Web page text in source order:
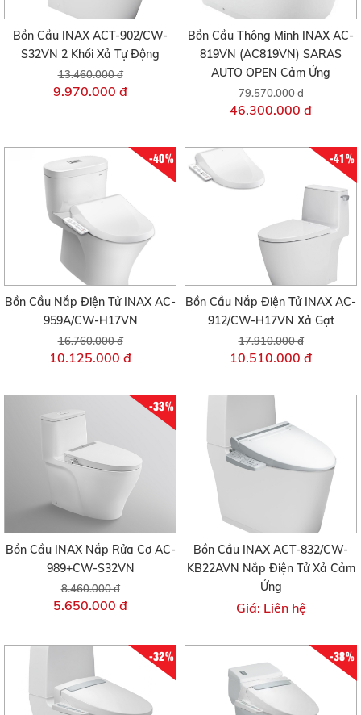
Bồn Cầu INAX ACT-902/CW-
S32VN 2 Khối Xả Tự Động
13.460.000 đ
9.970.000 đ
Bồn Cầu Thông Minh INAX AC-
819VN (AC819VN) SARAS
AUTO OPEN Cảm Ứng
79.570.000 đ
46.300.000 đ
-40%
Bồn Cầu Nắp Điện Tử INAX AC-
959A/CW-H17VN
16.760.000 đ
10.125.000 đ
-41%
Bồn Cầu Nắp Điện Tử INAX AC-
912/CW-H17VN Xả Gạt
17.910.000 đ
10.510.000 đ
-33%
Bồn Cầu INAX Nắp Rửa Cơ AC-
989+CW-S32VN
8.460.000 đ
5.650.000 đ
Bồn Cầu INAX ACT-832/CW-
KB22AVN Nắp Điện Tử Xả Cảm
Ứng
Giá: Liên hệ
-32% -38%